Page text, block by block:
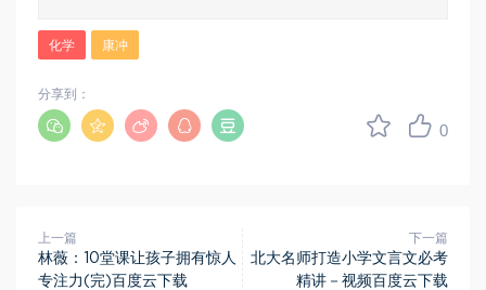
化学 康冲
0
分享到：
上一篇
林薇：10堂课让孩子拥有惊人
专注力(完)百度云下载
下一篇
北大名师打造小学文言文必考
精讲－视频百度云下载